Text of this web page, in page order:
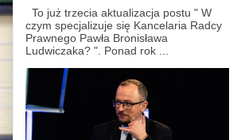
To już trzecia aktualizacja postu " W
czym specjalizuje się Kancelaria Radcy
Prawnego Pawła Bronisława
Ludwiczaka? ". Ponad rok ...